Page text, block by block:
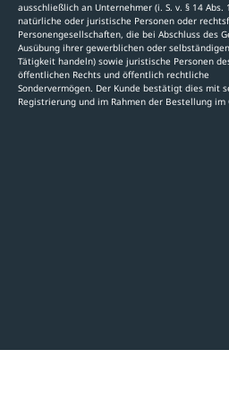
ausschließlich an Unternehmer (i. S. v. § 14 Abs.
natürliche oder juristische Personen oder
Personengesellschaften, die bei Abschluss des
Ausübung ihrer gewerblichen oder
Tätigkeit handeln) sowie juristische Personen
öffentlichen Rechts und öffentlich rechtliche
Sondervermögen. Der Kunde bestätigt dies mit
Registrierung und im Rahmen der Bestellung im